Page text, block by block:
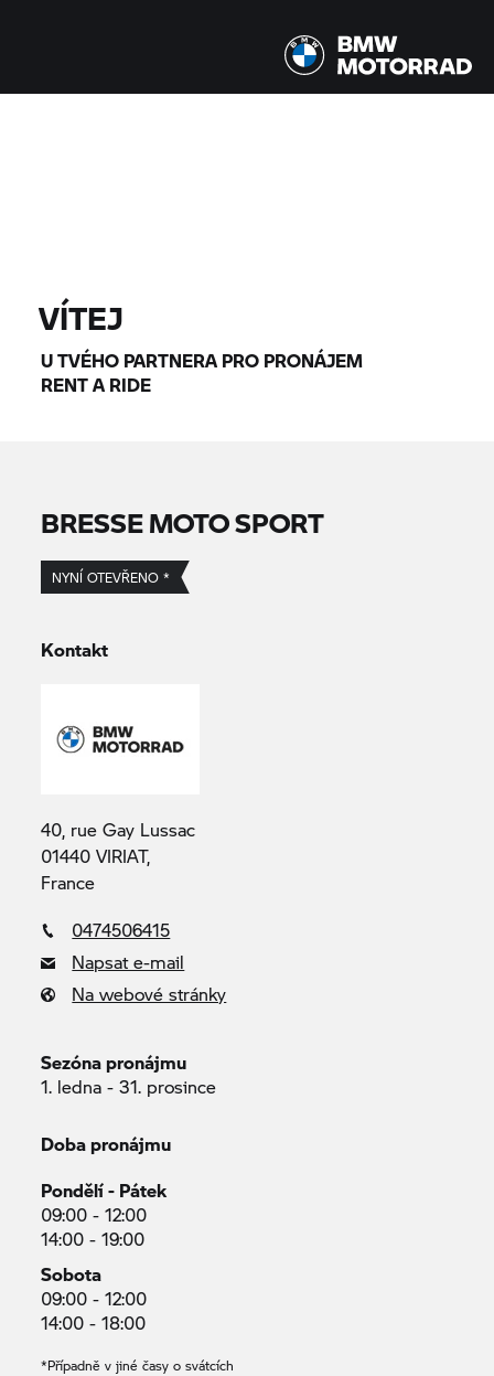
VÍTEJ
U TVÉHO PARTNERA PRO PRONÁJEM
RENT A RIDE
BRESSE MOTO SPORT
NYNÍ OTEVŘENO *
Kontakt
40, rue Gay Lussac
01440 VIRIAT,
France
0474506415
Napsat e-mail
Na webové stránky
Sezóna pronájmu
1. ledna - 31. prosince
Doba pronájmu
Pondělí - Pátek
09:00 - 12:00
14:00 - 19:00
Sobota
09:00 - 12:00
14:00 - 18:00
*Případně v jiné časy o svátcích